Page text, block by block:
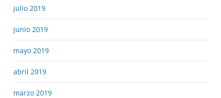
julio 2019
junio 2019
mayo 2019
abril 2019
marzo 2019